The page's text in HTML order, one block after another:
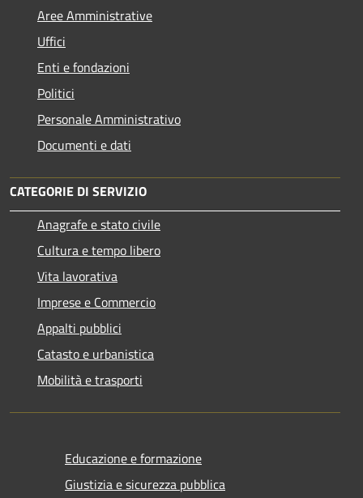
Aree Amministrative
Uffici
Enti e fondazioni
Politici
Personale Amministrativo
Documenti e dati
CATEGORIE DI SERVIZIO
Anagrafe e stato civile
Cultura e tempo libero
Vita lavorativa
Imprese e Commercio
Appalti pubblici
Catasto e urbanistica
Mobilità e trasporti
Educazione e formazione
Giustizia e sicurezza pubblica